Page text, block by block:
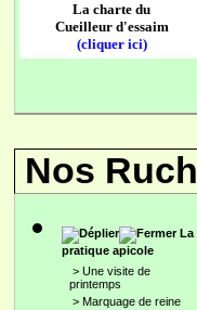
La charte du
Cueilleur d'essaim
(cliquer ici)
Nos
La
pratique apicole
> Une visite de
printemps
> Marquage de reine